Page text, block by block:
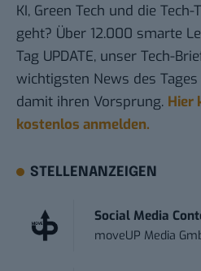
KI, Green Tech und die
geht? Über 12.000 smarte
Tag UPDATE, unser Tech-
wichtigsten News des
damit ihren Vorsprung. Hier
kostenlos anmelden.
STELLENANZEIGEN
Social Media
moveUP Media